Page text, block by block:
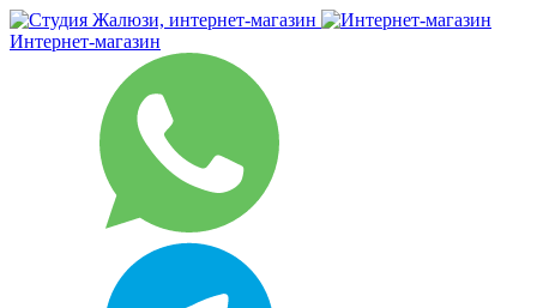
Интернет-магазин